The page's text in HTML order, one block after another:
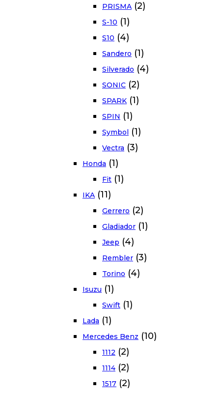
PRISMA (2)
S-10 (1)
S10 (4)
Sandero (1)
Silverado (4)
SONIC (2)
SPARK (1)
SPIN (1)
Symbol (1)
Vectra (3)
Honda (1)
Fit (1)
IKA (11)
Gerrero (2)
Gladiador (1)
Jeep (4)
Rembler (3)
Torino (4)
Isuzu (1)
Swift (1)
Lada (1)
Mercedes Benz (10)
1112 (2)
1114 (2)
1517 (2)